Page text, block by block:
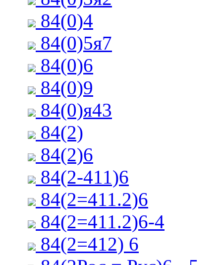
84(0)4
84(0)5я7
84(0)6
84(0)9
84(0)я43
84(2)
84(2)6
84(2-411)6
84(2=411.2)6
84(2=411.2)6-4
84(2=412) 6